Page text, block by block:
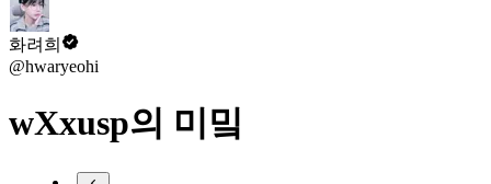
화려희
@hwaryeohi
wXxusp의 미밐